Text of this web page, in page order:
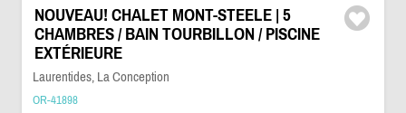
NOUVEAU! CHALET MONT-STEELE | 5
CHAMBRES / BAIN TOURBILLON / PISCINE
EXTÉRIEURE
Laurentides, La Conception
OR-41898